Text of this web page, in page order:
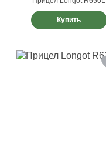
Купить